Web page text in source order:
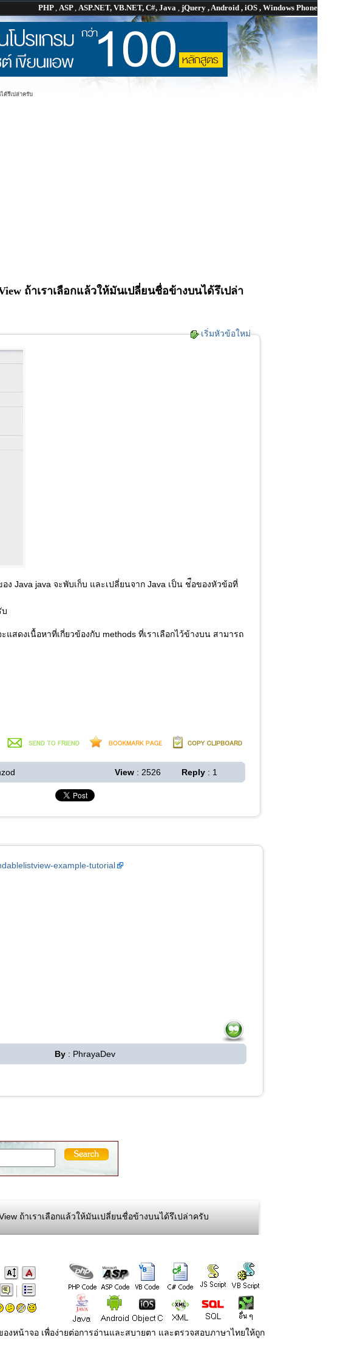
PHP, ASP, ASP.NET, VB.NET, C#, Java , jQuery , Android , iOS , Windows Phone
ด้รึเปล่าครับ
ถ้าเราเลือกแล้วให้มันเปลี่ยนชื่อข้างบนได้รึเปล่า
เริ่มหัวข้อใหม่
Java java จะพับเก็บ และเปลี่ยนจาก Java เป็น ช่ือของหัวข้อที่
บ
แสดงเนื้อหาที่เกี่ยวข้องกับ methods ที่เราเลือกไว้ข้างบน สามารถ
View : 2526 Reply : 1
example-tutorial
By : PhrayaDev
ถ้าเราเลือกแล้วให้มันเปลี่ยนชื่อข้างบนได้รึเปล่าครับ
หน้าจอ เพื่อง่ายต่อการอ่านและสบายตา และตรวจสอบภาษาไทยให้ถูก